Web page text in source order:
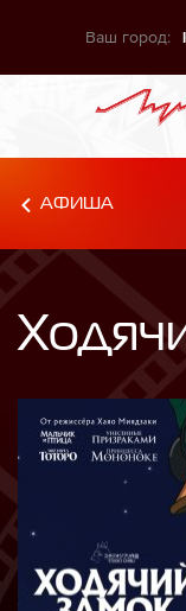
Ваш город:
АФИША